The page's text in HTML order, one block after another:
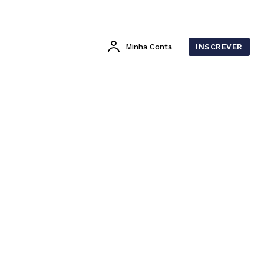
Minha Conta INSCREVER